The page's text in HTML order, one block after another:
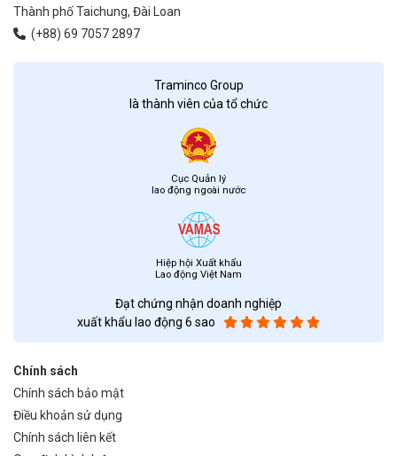
Thành phố Taichung, Đài Loan
(+88) 69 7057 2897
Traminco Group
là thành viên của tổ chức
Cục Quản lý
lao động ngoài nước
Hiệp hội Xuất khẩu
Lao động Việt Nam
Đạt chứng nhận doanh nghiệp
xuất khẩu lao động 6 sao
Chính sách
Chính sách bảo mật
Điều khoản sử dụng
Chính sách liên kết